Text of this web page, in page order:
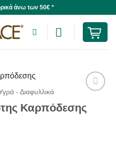
άνω των 50€ *
- Διαφυλλικά
Καρπόδεσης